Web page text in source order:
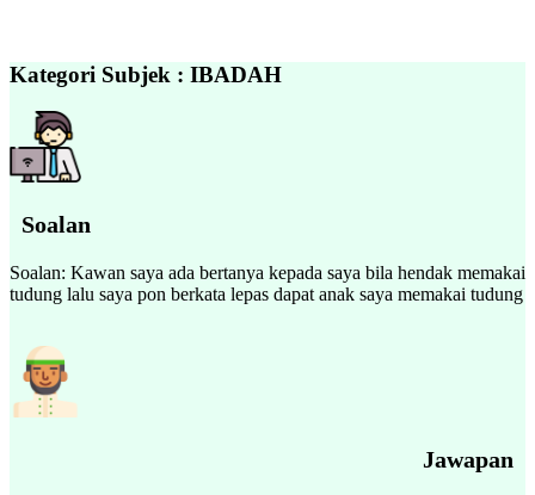
Kategori Subjek : IBADAH
Soalan
Soalan: Kawan saya ada bertanya kepada saya bila hendak memakai
tudung lalu saya pon berkata lepas dapat anak saya memakai tudung
Jawapan